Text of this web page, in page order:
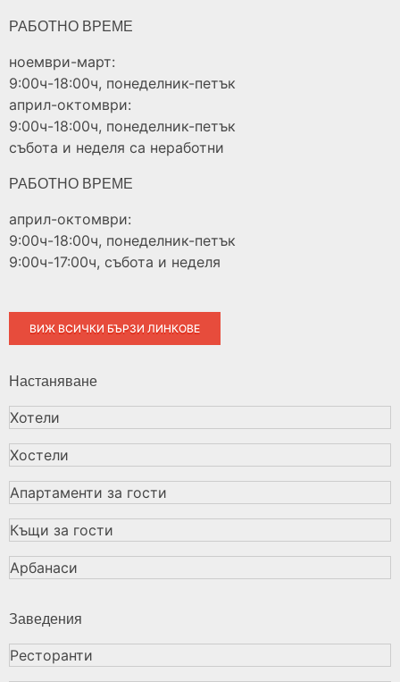
РАБОТНО ВРЕМЕ
ноември-март:
9:00ч-18:00ч, понеделник-петък
април-октомври:
9:00ч-18:00ч, понеделник-петък
събота и неделя са неработни
РАБОТНО ВРЕМЕ
април-октомври:
9:00ч-18:00ч, понеделник-петък
9:00ч-17:00ч, събота и неделя
ВИЖ ВСИЧКИ БЪРЗИ ЛИНКОВЕ
Настаняване
Хотели
Хостели
Апартаменти за гости
Къщи за гости
Арбанаси
Заведения
Ресторанти